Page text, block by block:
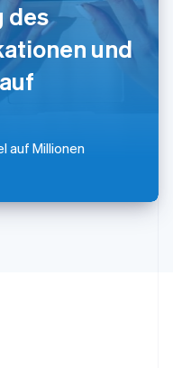
des
und
auf Millionen